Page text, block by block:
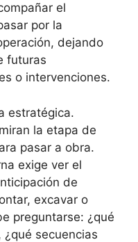
el
por la
dejando
futuras
o intervenciones.
estratégica.
la etapa de
pasar a obra.
exige ver el
de
excavar o
preguntarse: ¿qué
secuencias